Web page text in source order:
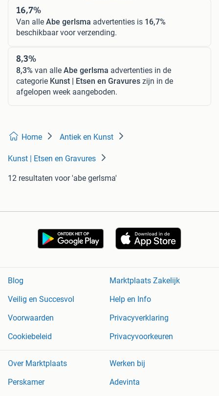
16,7%
Van alle Abe gerlsma advertenties is 16,7%
beschikbaar voor verzending.
8,3%
8,3% van alle Abe gerlsma advertenties in de
categorie Kunst | Etsen en Gravures zijn in de
afgelopen week aangeboden.
Home Antiek en Kunst
Kunst | Etsen en Gravures
12 resultaten voor 'abe gerlsma'
Blog
Marktplaats Zakelijk
Veilig en Succesvol
Help en Info
Voorwaarden
Privacyverklaring
Cookiebeleid
Privacyvoorkeuren
Over Marktplaats
Werken bij
Perskamer
Adevinta